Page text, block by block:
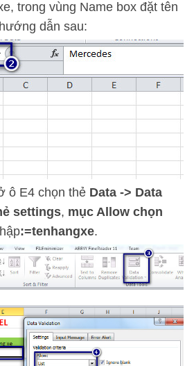
trong vùng Name box đặt tên
dẫn sau:
ô E4 chọn thẻ Data -> Data
settings, mục Allow chọn
:=tenhangxe.